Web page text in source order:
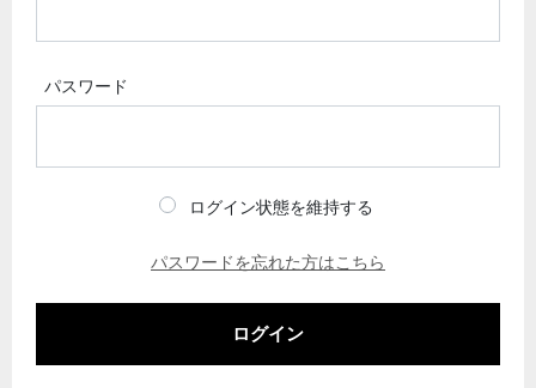
パスワード
ログイン状態を維持する
パスワードを忘れた方はこちら
ログイン